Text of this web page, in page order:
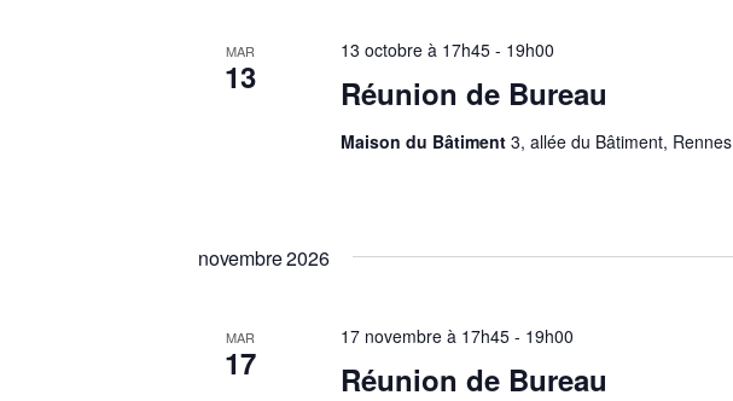
MAR
13 Réunion de Bureau
13 octobre à 17h45 - 19h00
Maison du Bâtiment3, allée du Bâtiment, Rennes
novembre 2026
MAR
17 Réunion de Bureau
17 novembre à 17h45 - 19h00